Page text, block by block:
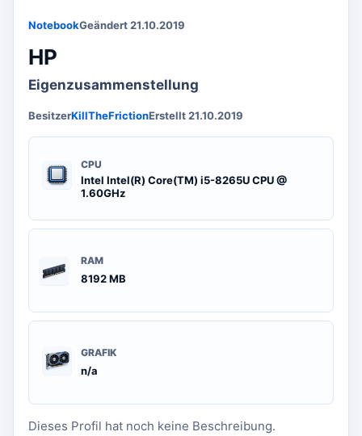
NotebookGeändert 21.10.2019
HP
Eigenzusammenstellung
BesitzerKillTheFrictionErstellt 21.10.2019
CPU
Intel Intel(R) Core(TM) i5-8265U CPU @
1.60GHz
RAM
8192 MB
GRAFIK
n/a
Dieses Profil hat noch keine Beschreibung.